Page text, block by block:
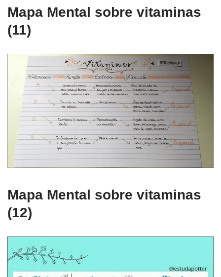
Mapa Mental sobre vitaminas
(11)
Mapa Mental sobre vitaminas
(12)